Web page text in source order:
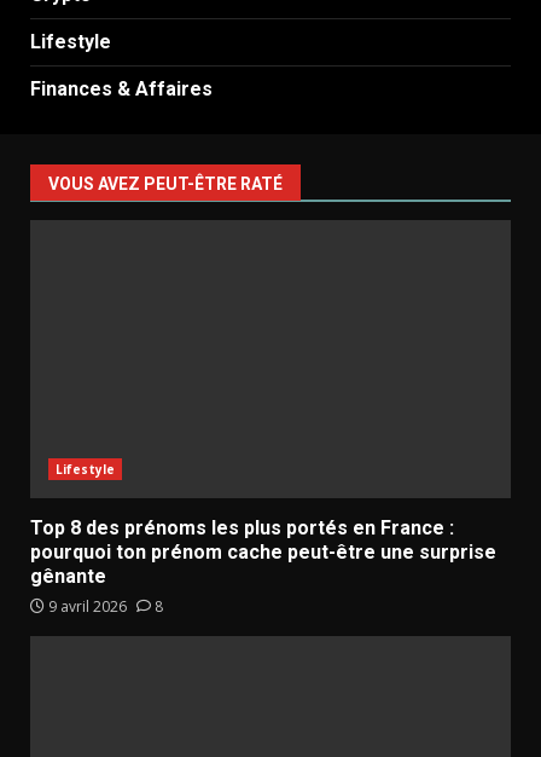
Lifestyle
Finances & Affaires
VOUS AVEZ PEUT-ÊTRE RATÉ
Lifestyle
Top 8 des prénoms les plus portés en France :
pourquoi ton prénom cache peut-être une surprise
gênante
9 avril 2026 8